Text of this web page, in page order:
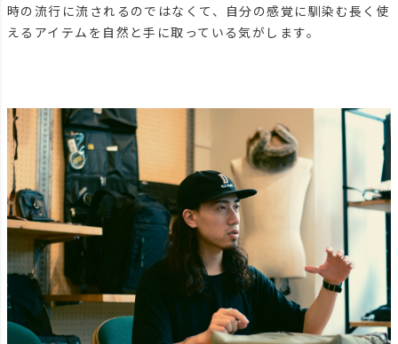
時の流行に流されるのではなくて、自分の感覚に馴染む長く使
えるアイテムを自然と手に取っている気がします。